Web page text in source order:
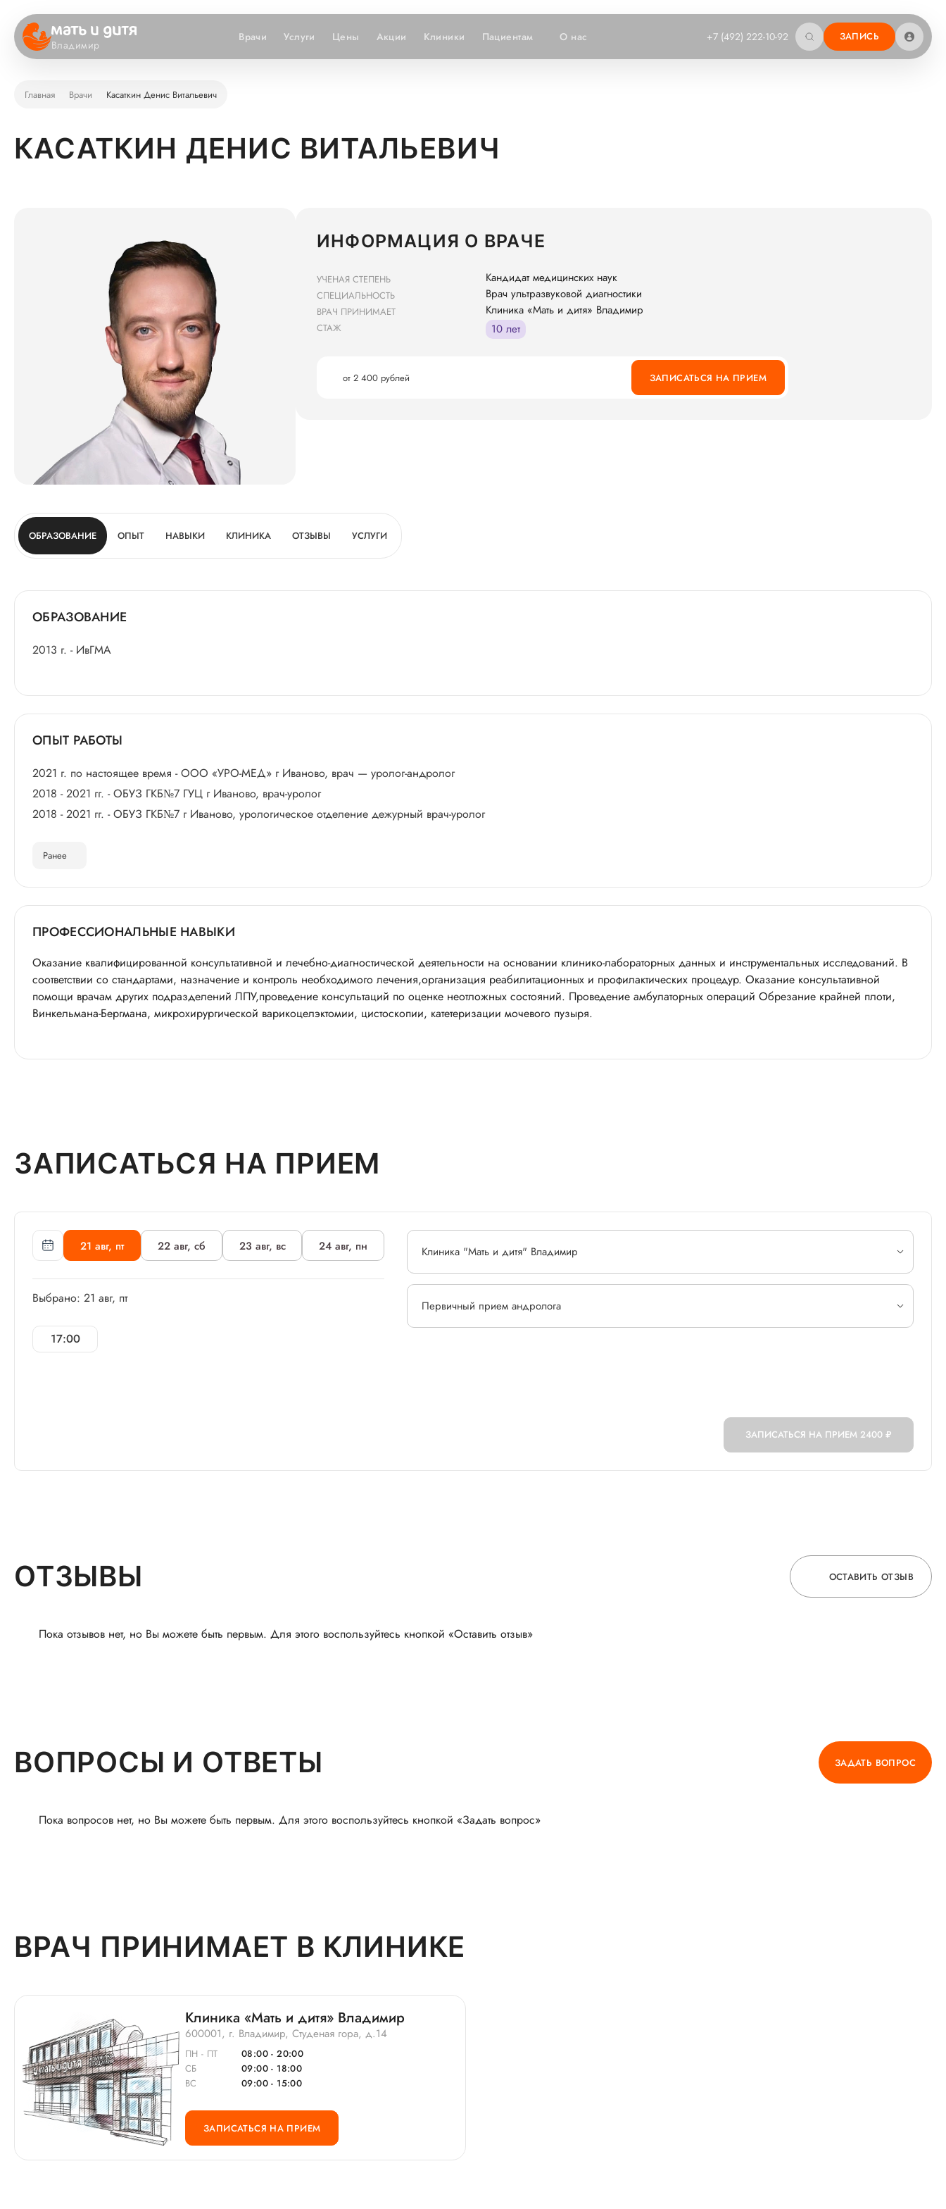
Владимир
Врачи Услуги Цены Акции Клиники Пациентам О нас +7 (492) 222-10-92 ЗАПИСЬ
Главная Врачи Касаткин Денис Витальевич
КАСАТКИН ДЕНИС ВИТАЛЬЕВИЧ
ИНФОРМАЦИЯ О ВРАЧЕ
УЧЕНАЯ СТЕПЕНЬ Кандидат медицинских наук
СПЕЦИАЛЬНОСТЬ Врач ультразвуковой диагностики
ВРАЧ ПРИНИМАЕТ Клиника «Мать и дитя» Владимир
СТАЖ 10 лет
от 2 400 рублей ЗАПИСАТЬСЯ НА ПРИЕМ
ОБРАЗОВАНИЕ ОПЫТ НАВЫКИ КЛИНИКА ОТЗЫВЫ УСЛУГИ
ОБРАЗОВАНИЕ
2013 г. - ИвГМА
ОПЫТ РАБОТЫ
2021 г. по настоящее время - ООО «УРО-МЕД» г Иваново, врач — уролог-андролог
2018 - 2021 гг. - ОБУЗ ГКБ№7 ГУЦ г Иваново, врач-уролог
2018 - 2021 гг. - ОБУЗ ГКБ№7 г Иваново, урологическое отделение дежурный врач-уролог
Ранее
ПРОФЕССИОНАЛЬНЫЕ НАВЫКИ
Оказание квалифицированной консультативной и лечебно-диагностической деятельности на основании клинико-лабораторных данных и инструментальных исследований. В
соответствии со стандартами, назначение и контроль необходимого лечения,организация реабилитационных и профилактических процедур. Оказание консультативной
помощи врачам других подразделений ЛПУ,проведение консультаций по оценке неотложных состояний. Проведение амбулаторных операций Обрезание крайней плоти,
Винкельмана-Бергмана, микрохирургической варикоцелэктомии, цистоскопии, катетеризации мочевого пузыря.
ЗАПИСАТЬСЯ НА ПРИЕМ
21 авг, пт 22 авг, сб 23 авг, вс 24 авг, пн
Выбрано: 21 авг, пт
17:00
Клиника "Мать и дитя" Владимир
Первичный прием андролога
ЗАПИСАТЬСЯ НА ПРИЕМ 2400 ₽
ОТЗЫВЫ ОСТАВИТЬ ОТЗЫВ
Пока отзывов нет, но Вы можете быть первым. Для этого воспользуйтесь кнопкой «Оставить отзыв»
ВОПРОСЫ И ОТВЕТЫ ЗАДАТЬ ВОПРОС
Пока вопросов нет, но Вы можете быть первым. Для этого воспользуйтесь кнопкой «Задать вопрос»
ВРАЧ ПРИНИМАЕТ В КЛИНИКЕ
Клиника «Мать и дитя» Владимир
600001, г. Владимир, Студеная гора, д.14
ПН - ПТ
08:00 - 20:00
СБ
09:00 - 18:00
ВС
09:00 - 15:00
ЗАПИСАТЬСЯ НА ПРИЕМ